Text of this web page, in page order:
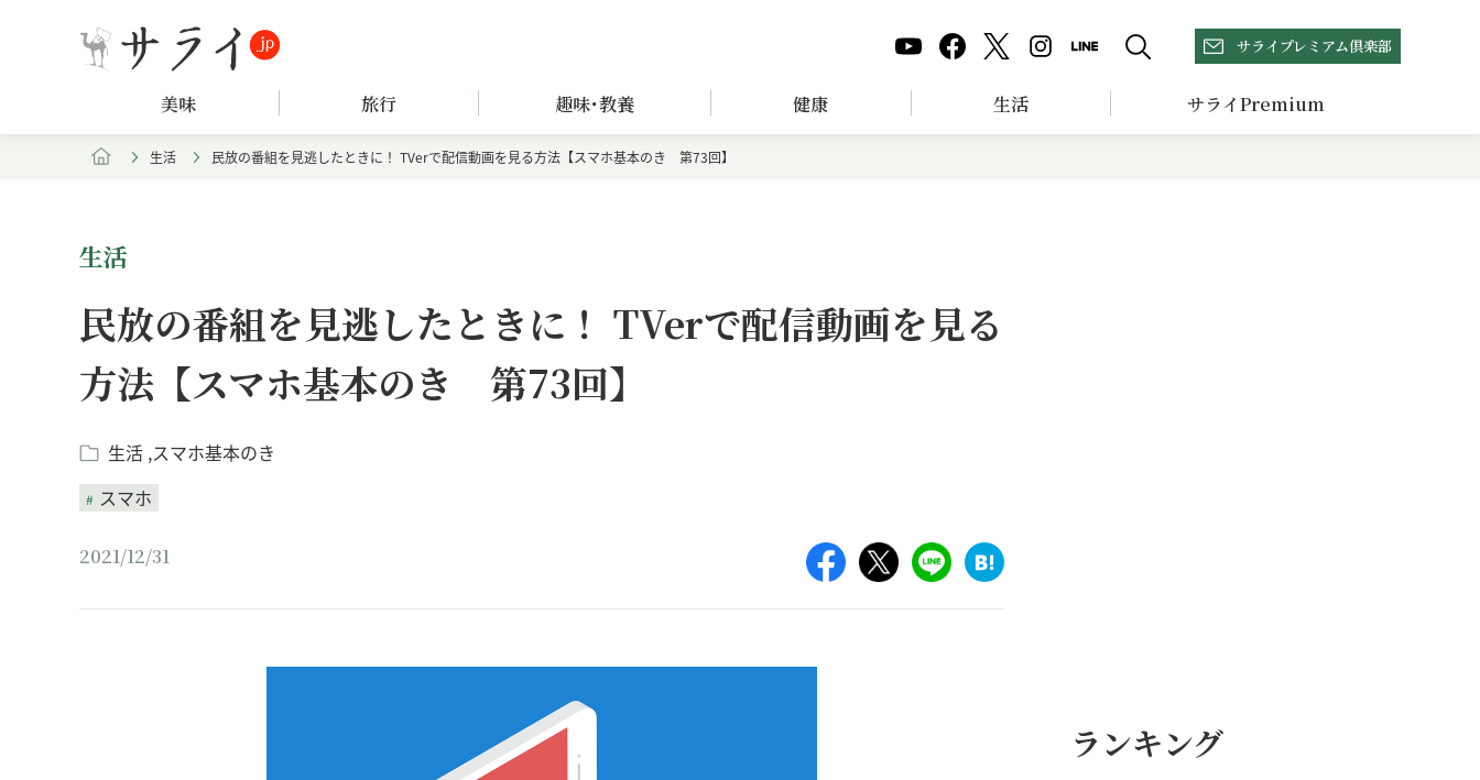
サライプレミアム倶楽部
美味 旅行 趣味･教養 健康 生活 サライPremium
生活 民放の番組を見逃したときに！ TVerで配信動画を見る方法【スマホ基本のき 第73回】
生活
民放の番組を見逃したときに！ TVerで配信動画を見る
方法【スマホ基本のき 第73回】
生活 スマホ基本のき
スマホ
2021/12/31
ランキング